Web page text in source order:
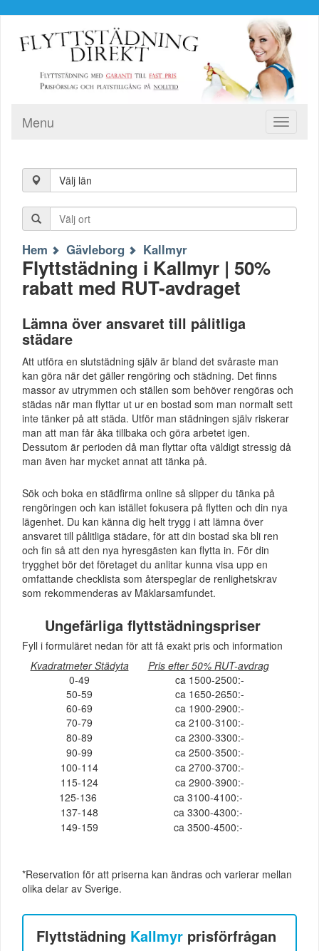
Toggle
Menu
Välj län
Hem Gävleborg Kallmyr
Flyttstädning i Kallmyr | 50%
rabatt med RUT-avdraget
Lämna över ansvaret till pålitliga
städare
Att utföra en slutstädning själv är bland det svåraste man
kan göra när det gäller rengöring och städning. Det finns
massor av utrymmen och ställen som behöver rengöras och
städas när man flyttar ut ur en bostad som man normalt sett
inte tänker på att städa. Utför man städningen själv riskerar
man att man får åka tillbaka och göra arbetet igen.
Dessutom är perioden då man flyttar ofta väldigt stressig då
man även har mycket annat att tänka på.
Sök och boka en städfirma online så slipper du tänka på
rengöringen och kan istället fokusera på flytten och din nya
lägenhet. Du kan känna dig helt trygg i att lämna över
ansvaret till pålitliga städare, för att din bostad ska bli ren
och fin så att den nya hyresgästen kan flytta in. För din
trygghet bör det företaget du anlitar kunna visa upp en
omfattande checklista som återspeglar de renlighetskrav
som rekommenderas av Mäklarsamfundet.
Ungefärliga flyttstädningspriser
Fyll i formuläret nedan för att få exakt pris och information
Kvadratmeter Städyta
Pris efter 50% RUT-avdrag
0-49
ca 1500-2500:-
50-59
ca 1650-2650:-
60-69
ca 1900-2900:-
70-79
ca 2100-3100:-
80-89
ca 2300-3300:-
90-99
ca 2500-3500:-
100-114
ca 2700-3700:-
115-124
ca 2900-3900:-
125-136
ca 3100-4100:-
137-148
ca 3300-4300:-
149-159
ca 3500-4500:-
*Reservation för att priserna kan ändras och varierar mellan
olika delar av Sverige.
Flyttstädning Kallmyr prisförfrågan